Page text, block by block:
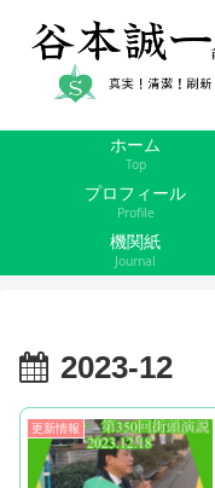
ホーム
Top
プロフィール
Profile
機関紙
Journal
2023-12
更新情報